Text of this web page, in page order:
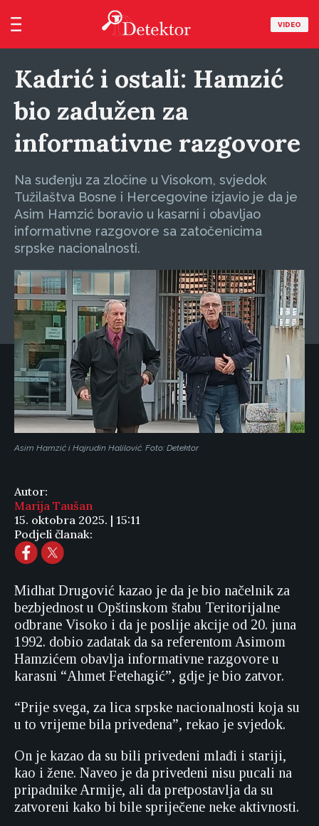
VIDEO
Kadrić i ostali: Hamzić
bio zadužen za
informativne razgovore
Na suđenju za zločine u Visokom, svjedok
Tužilaštva Bosne i Hercegovine izjavio je da je
Asim Hamzić boravio u kasarni i obavljao
informativne razgovore sa zatočenicima
srpske nacionalnosti.
Asim Hamzić i Hajrudin Halilović. Foto: Detektor
Autor:
Marija Taušan
15. oktobra 2025. | 15:11
Podjeli članak:
Midhat Drugović kazao je da je bio načelnik za
bezbjednost u Opštinskom štabu Teritorijalne
odbrane Visoko i da je poslije akcije od 20. juna
1992. dobio zadatak da sa referentom Asimom
Hamzićem obavlja informativne razgovore u
karasni “Ahmet Fetehagić”, gdje je bio zatvor.
“Prije svega, za lica srpske nacionalnosti koja su
u to vrijeme bila privedena”, rekao je svjedok.
On je kazao da su bili privedeni mlađi i stariji,
kao i žene. Naveo je da privedeni nisu pucali na
pripadnike Armije, ali da pretpostavlja da su
zatvoreni kako bi bile spriječene neke aktivnosti.